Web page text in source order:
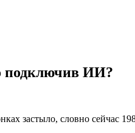
подключив ИИ?
застыло, словно сейчас